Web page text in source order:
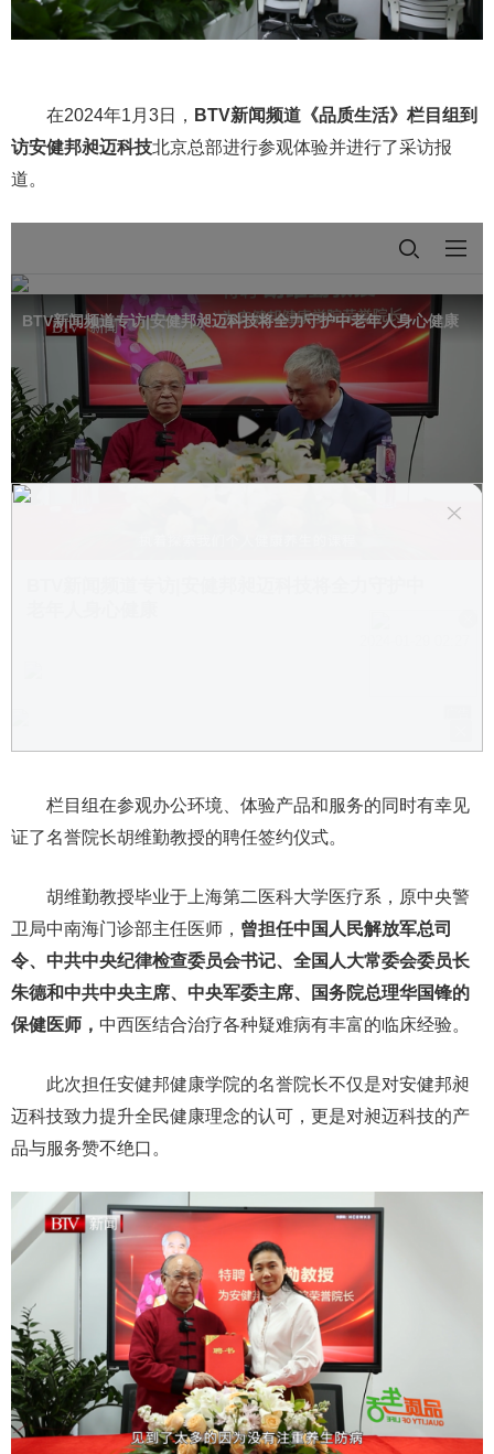
在2024年1月3日， BTV新闻频道《品质生活》栏目组到
访安健邦昶迈科技北京总部进行参观体验并进行了采访报
道。
栏目组在参观办公环境、体验产品和服务的同时有幸见
证了名誉院长胡维勤教授的聘任签约仪式。
胡维勤教授毕业于上海第二医科大学医疗系，原中央警
卫局中南海门诊部主任医师， 曾担任中国人民解放军总司
令、中共中央纪律检查委员会书记、全国人大常委会委员长
朱德和中共中央主席、中央军委主席、国务院总理华国锋的
保健医师， 中西医结合治疗各种疑难病有丰富的临床经验。
此次担任安健邦健康学院的名誉院长不仅是对安健邦昶
迈科技致力提升全民健康理念的认可，更是对昶迈科技的产
品与服务赞不绝口。